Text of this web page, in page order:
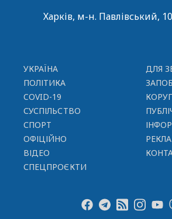
Харків, м-н. Павлівський, 10
УКРАЇНА
ПОЛІТИКА
COVID-19
СУСПІЛЬСТВО
СПОРТ
ОФІЦІЙНО
ВІДЕО
СПЕЦПРОЄКТИ
ДЛЯ